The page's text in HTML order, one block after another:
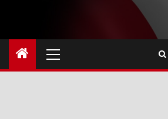
principal